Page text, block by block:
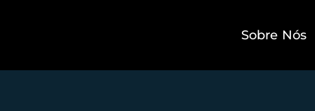
Sobre Nós